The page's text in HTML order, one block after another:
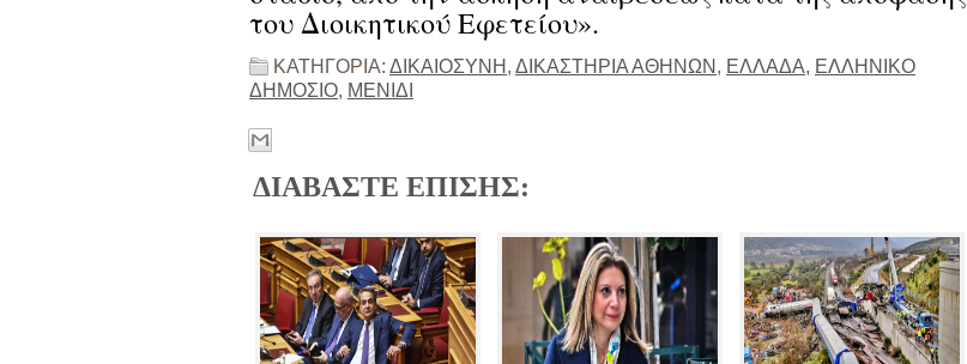
του Διοικητικού Εφετείου».
ΚΑΤΗΓΟΡΙΑ: ΔΙΚΑΙΟΣΥΝΗ , ΔΙΚΑΣΤΗΡΙΑ ΑΘΗΝΩΝ , ΕΛΛΑΔΑ, ΕΛΛΗΝΙΚΟ
ΔΗΜΟΣΙΟ, ΜΕΝΙΔΙ
ΔΙΑΒΑΣΤΕ ΕΠΙΣΗΣ: